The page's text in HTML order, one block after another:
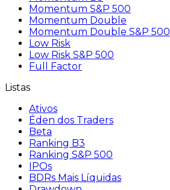
Momentum S&P 500
Momentum Double
Momentum Double S&P 500
Low Risk
Low Risk S&P 500
Full Factor
Listas
Ativos
Éden dos Traders
Beta
Ranking B3
Ranking S&P 500
IPOs
BDRs Mais Líquidas